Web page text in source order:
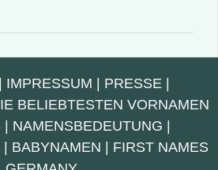
| IMPRESSUM | PRESSE |
BELIEBTESTEN VORNAMEN
| NAMENSBEDEUTUNG |
| BABYNAMEN | FIRST NAMES